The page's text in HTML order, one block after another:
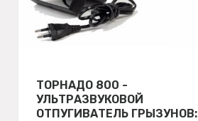
ТОРНАДО 800 -
УЛЬТРАЗВУКОВОЙ
ОТПУГИВАТЕЛЬ ГРЫЗУНОВ: